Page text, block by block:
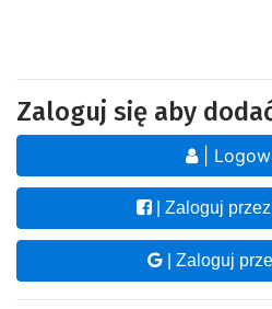
Zaloguj się aby
|
| Zaloguj
| Zaloguj